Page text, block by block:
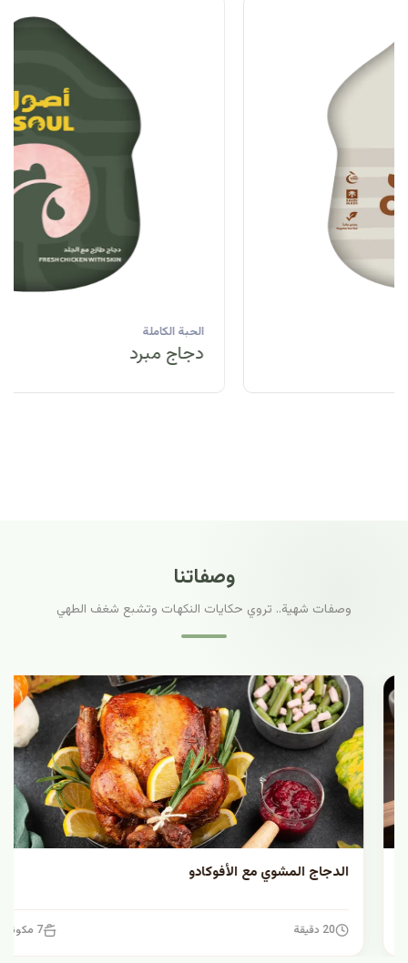
وصفاتنا
وصفات شهية.. تروي حكايات النكهات وتشبع شغف الطهي
الدجاج المشوي مع الأفوكادو